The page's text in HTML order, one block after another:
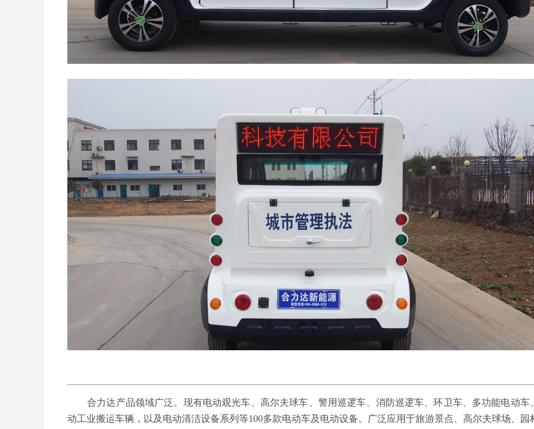
合力达产品领域广泛。现有电动观光车、高尔夫球车、警用巡逻车、消防巡逻车、环卫车、多功能电动车
动工业搬运车辆，以及电动清洁设备系列等100多款电动车及电动设备。广泛应用于旅游景点、高尔夫球场、园